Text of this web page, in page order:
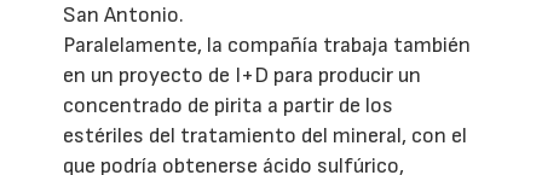
San Antonio.
Paralelamente, la compañía trabaja también
en un proyecto de I+D para producir un
concentrado de pirita a partir de los
estériles del tratamiento del mineral, con el
que podría obtenerse ácido sulfúrico,